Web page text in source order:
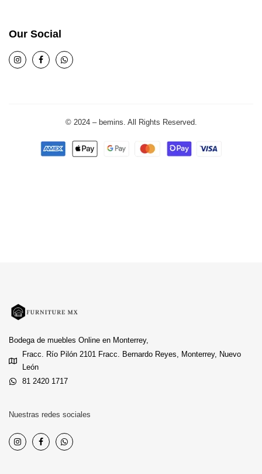
Our Social
© 2024 – bemins. All Rights Reserved.
Bodega de muebles Online en Monterrey,
Fracc. Río Pilón 2101 Fracc. Bernardo Reyes, Monterrey, Nuevo
León
81 2420 1717
Nuestras redes sociales